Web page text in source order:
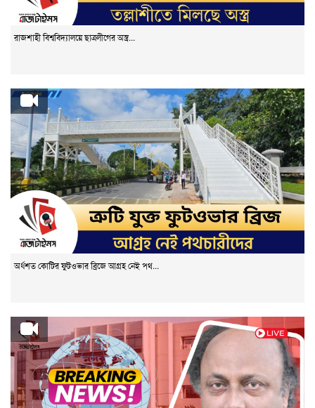
রাজশাহী বিশ্ববিদ্যালয়ে ছাত্রলীগের অস্ত্র...
অর্ধশত কোটির ফুটওভার ব্রিজে আগ্রহ নেই পথ...